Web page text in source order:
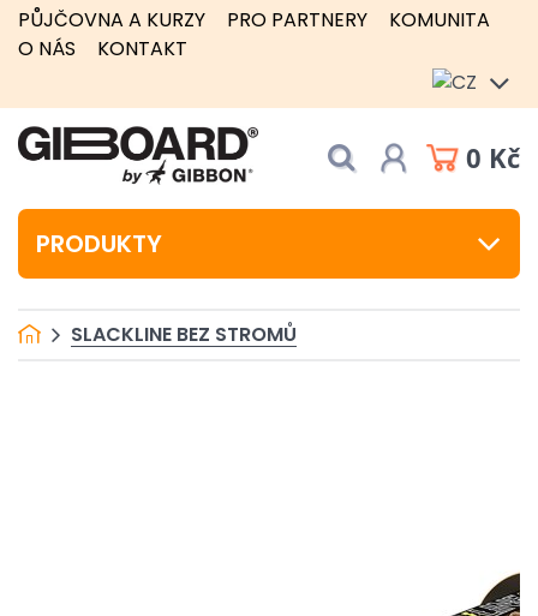
PŮJČOVNA A KURZY PRO PARTNERY
KOMUNITA
O NÁS
KONTAKT
0 Kč
PRODUKTY
SLACKLINE BEZ STROMŮ